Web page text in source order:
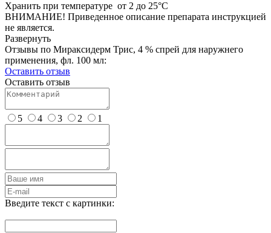
Хранить при температуре от 2 до 25°С
ВНИМАНИЕ! Приведенное описание препарата инструкцией
не является.
Развернуть
Отзывы по Мираксидерм Трис, 4 % спрей для наружнего
применения, фл. 100 мл:
Оставить отзыв
Оставить отзыв
5 4 3 2 1
Введите текст с картинки: